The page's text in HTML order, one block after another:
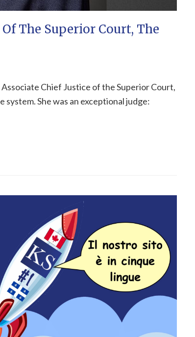
The Superior Court, The
Chief Justice of the Superior Court,
She was an exceptional judge: